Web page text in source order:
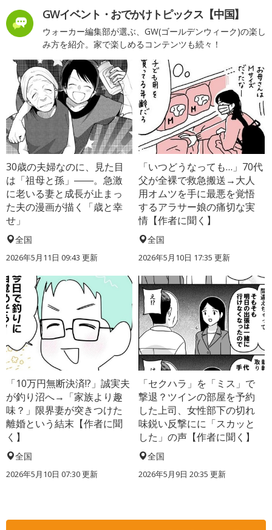
GWイベント・おでかけトピックス【中国】
ウォーカー編集部が選ぶ、GW(ゴールデンウィーク)の楽し
み方を紹介。家で楽しめるコンテンツも続々！
30歳の夫婦なのに、見た目
は「祖母と孫」――。急激
に老いる妻と成長が止まっ
た夫の漫画が描く「歳と幸
せ」
全国
2026年5月11日 09:43 更新
「いつどうなっても…」70代
父が全裸で救急搬送→大人
用オムツを手に最悪を覚悟
するアラサー娘の痛切な実
情【作者に聞く】
全国
2026年5月10日 17:35 更新
「10万円無断決済!?」誠実夫
が釣り沼へ→「家族より趣
味？」限界妻が突きつけた
離婚という結末【作者に聞
く】
全国
2026年5月10日 07:30 更新
「セクハラ」を「ミス」で
撃退？ツインの部屋を予約
した上司、女性部下の切れ
味鋭い反撃にに「スカッと
した」の声【作者に聞く】
全国
2026年5月9日 20:35 更新